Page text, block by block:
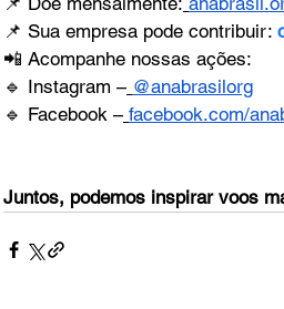
📌 Sua empresa pode contribuir:
📲 Acompanhe nossas ações:
🔹 Instagram – @anabrasilorg
🔹 Facebook – facebook.com/
Juntos, podemos inspirar voos